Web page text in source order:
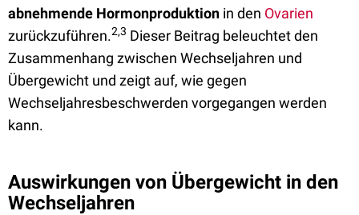
abnehmende Hormonproduktion in den Ovarien
zurückzuführen.2,3 Dieser Beitrag beleuchtet den
Zusammenhang zwischen Wechseljahren und
Übergewicht und zeigt auf, wie gegen
Wechseljahresbeschwerden vorgegangen werden
kann.
Auswirkungen von Übergewicht in den
Wechseljahren